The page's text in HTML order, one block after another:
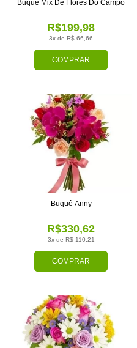
COMPRAR
3x de R$ 66,66
R$199,98
Buquê Mix De Flores Do Campo
COMPRAR
3x de R$ 110,21
R$330,62
Buquê Anny